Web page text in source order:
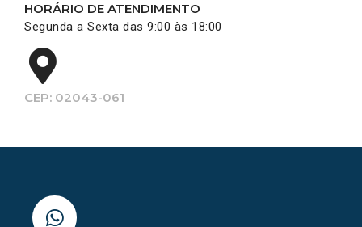
HORÁRIO DE ATENDIMENTO
Segunda a Sexta das 9:00 às 18:00
CEP: 02043-061